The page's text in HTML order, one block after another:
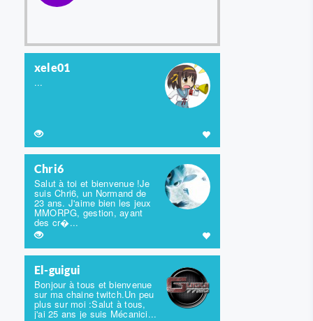
xele01
...
Chri6
Salut à toi et bienvenue !Je
suis Chri6, un Normand de
23 ans. J'aime bien les jeux
MMORPG, gestion, ayant
des cr�...
El-guigui
Bonjour à tous et bienvenue
sur ma chaine twitch.Un peu
plus sur moi :Salut à tous,
j'ai 25 ans je suis Mécanici...